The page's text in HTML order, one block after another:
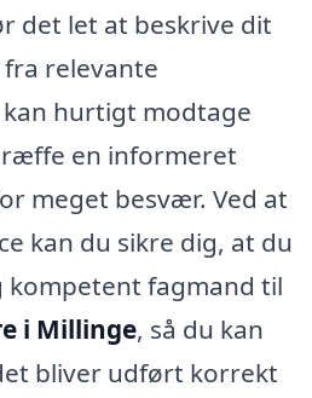
det let at beskrive dit
relevante
hurtigt modtage
en informeret
meget besvær. Ved at
kan du sikre dig, at du
kompetent fagmand til
i Millinge, så du kan
bliver udført korrekt